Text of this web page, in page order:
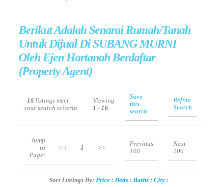
Berikut Adalah Senarai Rumah/Tanah
Untuk Dijual Di SUBANG MURNI
Oleh Ejen Hartanah Berdaftar
(Property Agent)
16listings meet
your search criteria.
Viewing
1 - 16
Save
this
search
Refine
Search
Jump
to
Page:
<< 1 >>
Previous
100
Next
100
Sort Listings By: Price : Beds : Baths : City :